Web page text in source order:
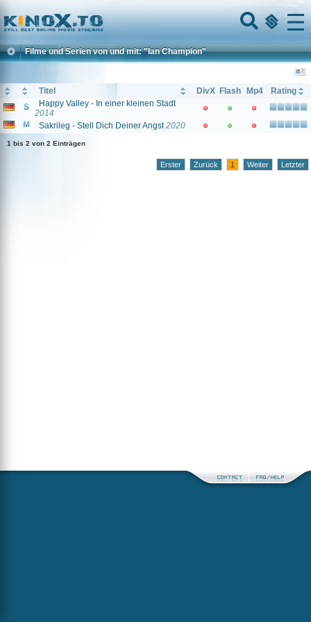
Home
Menu
Filme und Serien von und mit: "Ian Champion"
Titel DivX Flash Mp4
Rating
Happy Valley - In einer kleinen Stadt
2014
Sakrileg - Stell Dich Deiner Angst 2020
1 bis 2 von 2 Einträgen
Erster Zurück 1 Weiter Letzter